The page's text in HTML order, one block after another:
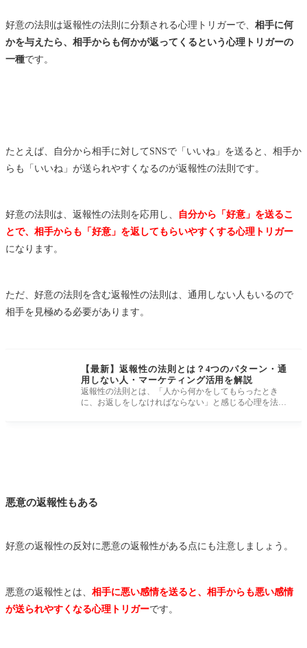
好意の法則は返報性の法則に分類される心理トリガーで、 相手に何
かを与えたら、相手からも何かが返ってくるという心理トリガーの
一種です。
たとえば、自分から相手に対してSNSで「いいね」を送ると、相手か
らも「いいね」が送られやすくなるのが返報性の法則です。
好意の法則は、返報性の法則を応用し、
自分から「好意」を送るこ
とで、相手からも「好意」を返してもらいやすくする心理トリガー
になります。
ただ、好意の法則を含む返報性の法則は、通用しない人もいるので
相手を見極める必要があります。
【最新】返報性の法則とは？4つのパターン・通
用しない人・マーケティング活用を解説
返報性の法則とは、「人から何かをしてもらったとき
に、お返しをしなければならない」と感じる心理を法則
悪意の返報性もある
好意の返報性の反対に悪意の返報性がある点にも注意しましょう。
悪意の返報性とは、 相手に悪い感情を送ると、相手からも悪い感情
が送られやすくなる心理トリガーです。